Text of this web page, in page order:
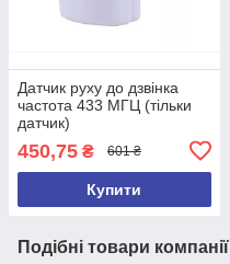
Датчик руху до дзвінка
частота 433 МГЦ (тільки
датчик)
450,75 ₴ 601 ₴
Купити
Подібні товари компанії